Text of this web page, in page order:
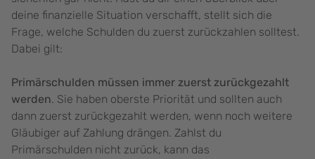
deine finanzielle Situation verschafft, stellt sich die
Frage, welche Schulden du zuerst zurückzahlen solltest.
Dabei gilt:
Primärschulden müssen immer zuerst zurückgezahlt
werden. Sie haben oberste Priorität und sollten auch
dann zuerst zurückgezahlt werden, wenn noch weitere
Gläubiger auf Zahlung drängen. Zahlst du
Primärschulden nicht zurück, kann das